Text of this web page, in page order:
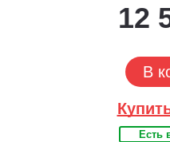
12
В
Есть